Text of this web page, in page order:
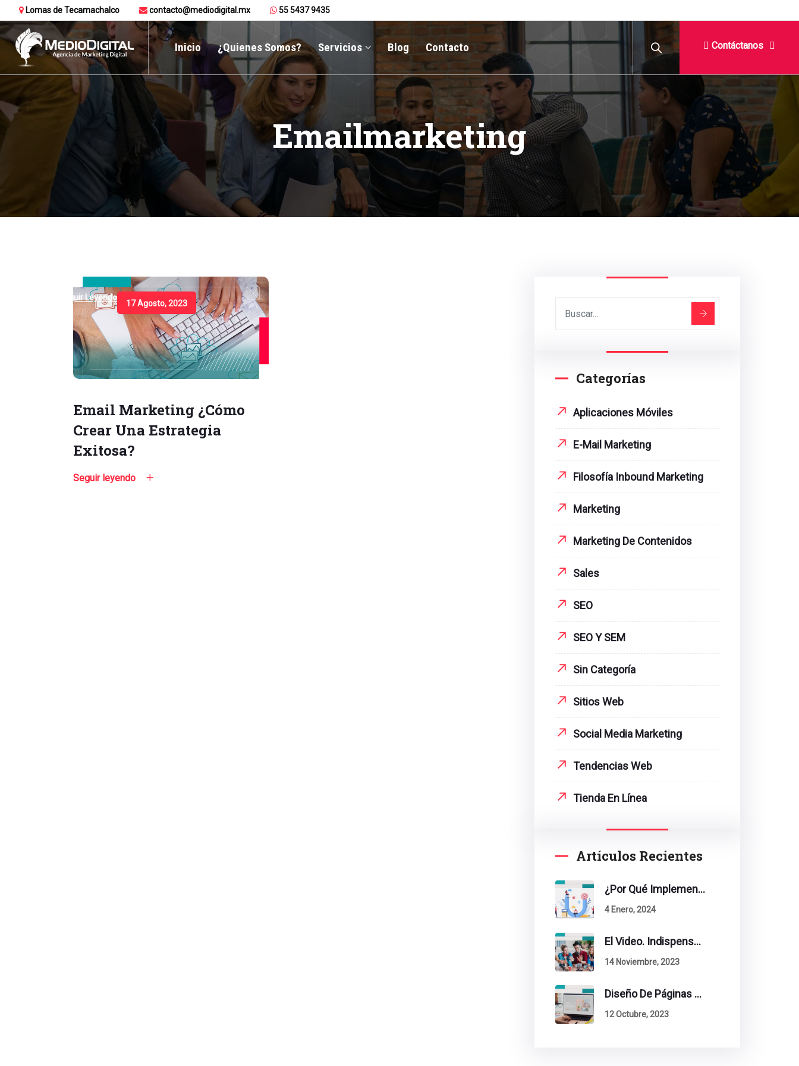
Lomas de Tecamachalco contacto@mediodigital.mx 55 5437 9435
Inicio ¿Quienes Somos? Servicios Blog Contacto Contáctanos
Emailmarketing
Seguir Leyendo
17 Agosto, 2023
Email Marketing ¿Cómo
Crear Una Estrategia
Exitosa?
Seguir leyendo
Categorías
Aplicaciones Móviles
E-Mail Marketing
Filosofía Inbound Marketing
Marketing
Marketing De Contenidos
Sales
SEO
SEO Y SEM
Sin Categoría
Sitios Web
Social Media Marketing
Tendencias Web
Tienda En Línea
Artículos Recientes
¿Por Qué Implementar La Metodología Inbound Marketing En Tu Empresa?
4 Enero, 2024
El Video. Indispensable En Tu Estrategia De Contenidos.
14 Noviembre, 2023
Diseño De Páginas Web. Esto Debe Tener Un Sitio Exitoso.
12 Octubre, 2023